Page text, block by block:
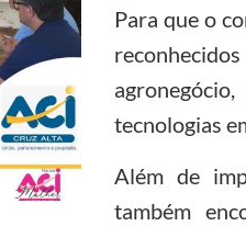
Para que o
tecnologias
Além de
também